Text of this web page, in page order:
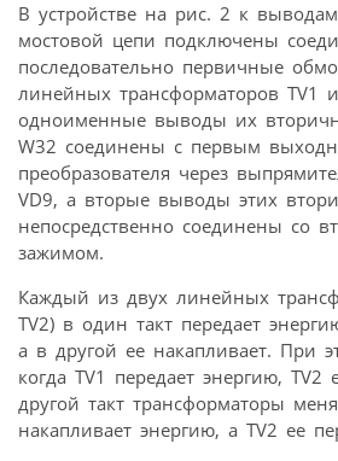
В устройстве на рис. 2 к
мостовой цепи подключены
последовательно первичные
линейных трансформаторов TV1
одноименные выводы их
W32 соединены с первым
преобразователя через
VD9, а вторые выводы этих
непосредственно соединены со
зажимом.
Каждый из двух линейных
TV2) в один такт передает
а в другой ее накапливает. При
когда TV1 передает энергию, TV2
другой такт трансформаторы
накапливает энергию, а TV2 ее